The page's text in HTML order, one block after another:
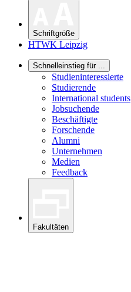
Schriftgröße
HTWK Leipzig
Schnelleinstieg für ...
Studieninteressierte
Studierende
International students
Jobsuchende
Beschäftigte
Forschende
Alumni
Unternehmen
Medien
Feedback
Fakultäten